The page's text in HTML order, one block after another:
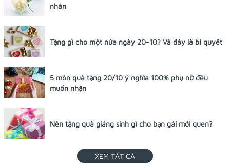
nhân
Tặng gì cho một nửa ngày 20-10? Và đây là bí quyết
5 món quà tặng 20/10 ý nghĩa 100% phụ nữ đều
muốn nhận
Nên tặng quà giáng sinh gì cho bạn gái mới quen?
XEM TẤT CẢ